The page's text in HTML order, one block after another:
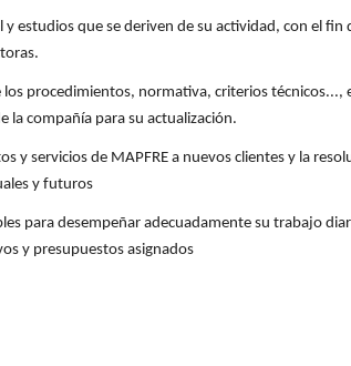
que se deriven de su actividad, con el fin
procedimientos, normativa, criterios técnicos...,
la compañía para su actualización.
y servicios de MAPFRE a nuevos clientes y la
y futuros
para desempeñar adecuadamente su trabajo
y presupuestos asignados